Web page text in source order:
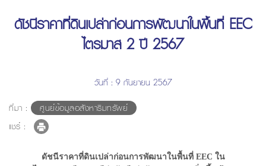
ดัชนีราคาที่ดินเปล่าก่อนการพัฒนาในพื้นที่ EEC
ไตรมาส 2 ปี 2567
วันที่ : 9 กันยายน 2567
ที่มา :
ศูนย์ข้อมูลอสังหาริมทรัพย์
แชร์ :
ดัชนีราคาที่ดินเปล่าก่อนการพัฒนาในพื้นที่ EEC ใน